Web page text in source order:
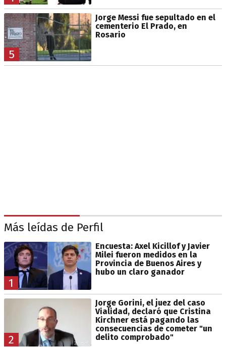
5
Jorge Messi fue sepultado en el
cementerio El Prado, en
Rosario
Más leídas de Perfil
1
Encuesta: Axel Kicillof y Javier
Milei fueron medidos en la
Provincia de Buenos Aires y
hubo un claro ganador
2
Jorge Gorini, el juez del caso
Vialidad, declaró que Cristina
Kirchner está pagando las
consecuencias de cometer "un
delito comprobado"